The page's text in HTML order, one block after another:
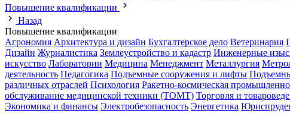
Повышение квалификации
Назад
Повышение квалификации
Агрономия Архитектура и дизайн Бухгалтерское дело Ветеринария
Дизайн Журналистика Землеустройство и кадастр Инженерные
искусство Лаборатории Медицина Менеджмент Металлургия
деятельность Педагогика Подъемные сооружения и лифты
различных отраслей Психология Ракетно-космическая
обслуживание медицинской техники (ТОМТ) Торговля и
Экономика и финансы Электробезопасность Энергетика